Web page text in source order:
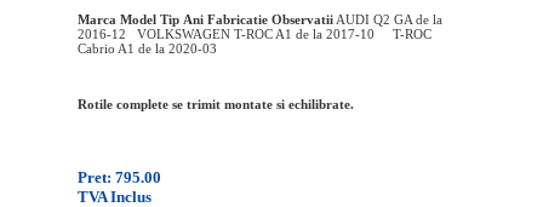
Marca Model Tip Ani Fabricatie Observatii AUDI Q2 GA de la
2016-12 VOLKSWAGEN T-ROC A1 de la 2017-10 T-ROC
Cabrio A1 de la 2020-03
Rotile complete se trimit montate si echilibrate.
Pret: 795.00
TVA Inclus